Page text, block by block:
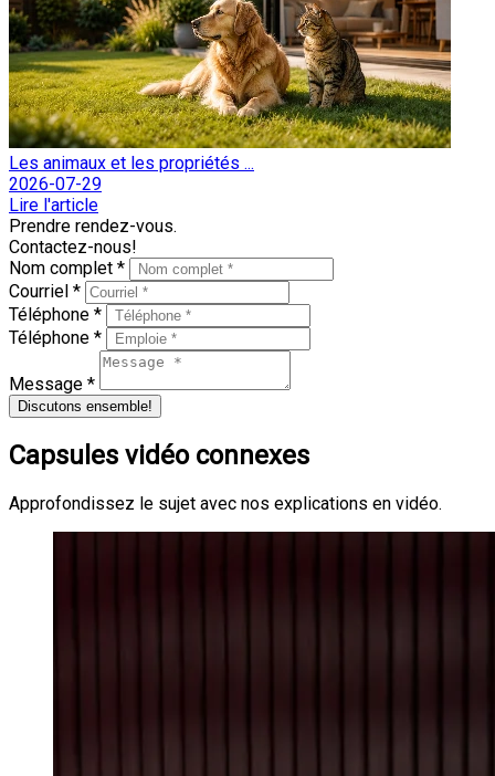
Les animaux et les propriétés ...
2026-07-29
Lire l'article
Prendre rendez-vous.
Contactez-nous!
Nom complet *
Courriel *
Téléphone *
Téléphone *
Message *
Discutons ensemble!
Capsules vidéo connexes
Approfondissez le sujet avec nos explications en vidéo.